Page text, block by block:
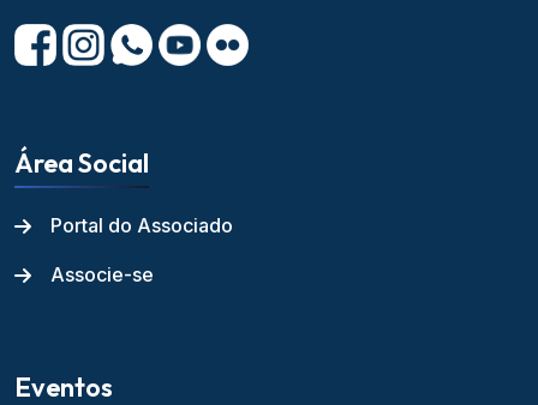
Área Social
Portal do Associado
Associe-se
Eventos